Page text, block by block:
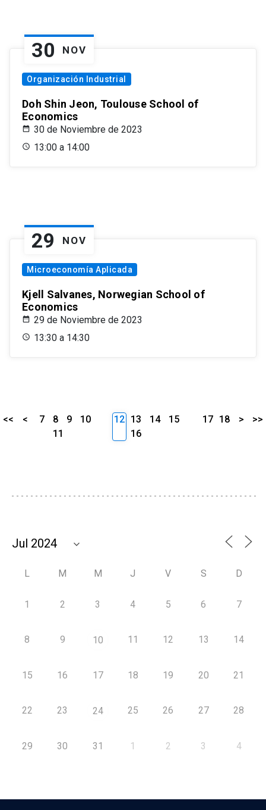
30 NOV
Organización Industrial
Doh Shin Jeon, Toulouse School of
Economics
30 de Noviembre de 2023
13:00 a 14:00
29 NOV
Microeconomía Aplicada
Kjell Salvanes, Norwegian School of
Economics
29 de Noviembre de 2023
13:30 a 14:30
<< < 7 8 9
10
11
12 13 14
15
16
17 18 > >>
L M M J V S D
1 2 3 4 5 6 7
8 9 10 11 12 13 14
15 16 17 18 19 20 21
22 23 24 25 26 27 28
29 30 31 1 2 3 4